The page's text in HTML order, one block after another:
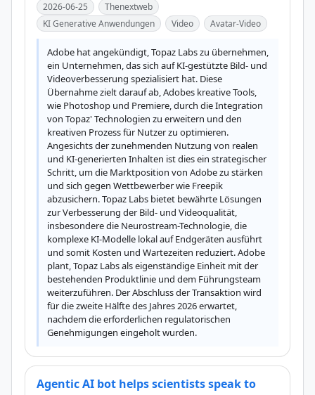
2026-06-25
Thenextweb
KI Generative Anwendungen
Video Avatar-Video
Adobe hat angekündigt, Topaz Labs zu übernehmen,
ein Unternehmen, das sich auf KI-gestützte Bild- und
Videoverbesserung spezialisiert hat. Diese
Übernahme zielt darauf ab, Adobes kreative Tools,
wie Photoshop und Premiere, durch die Integration
von Topaz' Technologien zu erweitern und den
kreativen Prozess für Nutzer zu optimieren.
Angesichts der zunehmenden Nutzung von realen
und KI-generierten Inhalten ist dies ein strategischer
Schritt, um die Marktposition von Adobe zu stärken
und sich gegen Wettbewerber wie Freepik
abzusichern. Topaz Labs bietet bewährte Lösungen
zur Verbesserung der Bild- und Videoqualität,
insbesondere die Neurostream-Technologie, die
komplexe KI-Modelle lokal auf Endgeräten ausführt
und somit Kosten und Wartezeiten reduziert. Adobe
plant, Topaz Labs als eigenständige Einheit mit der
bestehenden Produktlinie und dem Führungsteam
weiterzuführen. Der Abschluss der Transaktion wird
für die zweite Hälfte des Jahres 2026 erwartet,
nachdem die erforderlichen regulatorischen
Genehmigungen eingeholt wurden.
Agentic AI bot helps scientists speak to